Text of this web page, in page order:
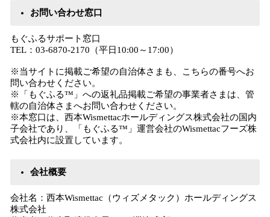
お問い合わせ窓口
もぐふるサポート窓口
TEL：03-6870-2170（平日10:00～17:00）
※当サイトに掲載ご希望の自治体さまも、こちらの番号へお
問い合わせください。
※「もぐふる™」への返礼品掲載ご希望の事業者さまは、管
轄の自治体さまへお問い合わせください。
※本窓口は、西本Wismettacホールディングス株式会社の国内
子会社であり、「もぐふる™」運営会社のWismettacフーズ株
式会社内に設置しています。
会社概要
会社名：西本Wismettac（ウィズメタック）ホールディングス
株式会社